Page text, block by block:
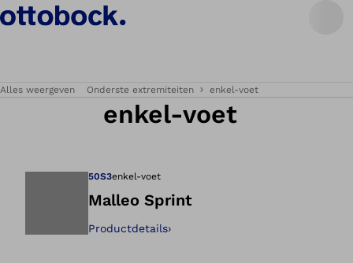
Alles weergeven Onderste extremiteiten enkel-voet
enkel-voet
50S3enkel-voet
Malleo Sprint
Productdetails›